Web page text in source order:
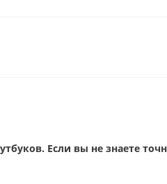
Если вы не знаете